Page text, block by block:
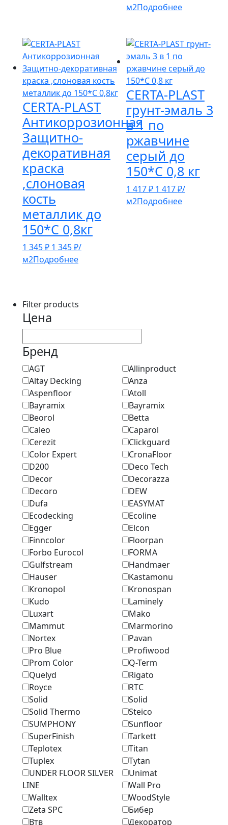
м2Подробнее
CERTA-PLAST
Антикоррозионная
Защитно-
декоративная
краска
,слоновая
кость
металлик до
150*С 0,8кг
1 345₽ 1 345₽/
м2Подробнее
CERTA-PLAST
грунт-эмаль 3
в 1 по
ржавчине
серый до
150*С 0,8 кг
1 417₽ 1 417₽/
м2Подробнее
Filter products
Цена
Бренд
AGT
Allinproduct
Altay Decking
Anza
Aspenfloor
Atoll
Bayramix
Bayramix
Beorol
Betta
Caleo
Caparol
Cerezit
Clickguard
Color Expert
CronaFloor
D200
Deco Tech
Decor
Decorazza
Decoro
DEW
Dufa
EASYMAT
Ecodecking
Ecoline
Egger
Elcon
Finncolor
Floorpan
Forbo Eurocol
FORMA
Gulfstream
Handmaer
Hauser
Kastamonu
Kronopol
Kronospan
Kudo
Laminely
Luxart
Mako
Mammut
Marmоrino
Nortex
Pavan
Pro Blue
Profiwood
Prom Color
Q-Term
Quelyd
Rigato
Royce
RTC
Solid
Solid
Solid Thermo
Steico
SUMPHONY
Sunfloor
SuperFinish
Tarkett
Teplotex
Titan
Tuplex
Tytan
UNDER FLOOR SILVER
LINE
Unimat
Wall Pro
Walltex
WoodStyle
Zeta SPC
Бибер
Втв
Декоратор